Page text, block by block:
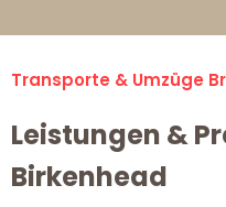
Transporte & Umzüge
Leistungen &
Birkenhead